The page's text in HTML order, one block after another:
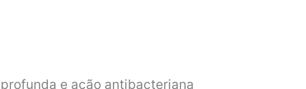
e ação antibacteriana